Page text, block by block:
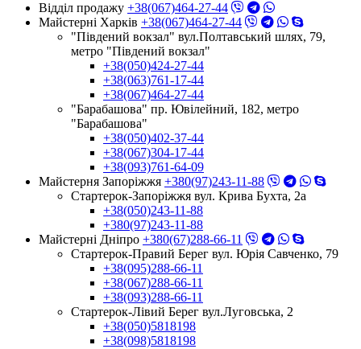
Відділ продажу +38(067)464-27-44
Майстерні Харків +38(067)464-27-44
"Південий вокзал" вул.Полтавський шлях, 79,
метро "Південий вокзал"
+38(050)424-27-44
+38(063)761-17-44
+38(067)464-27-44
"Барабашова" пр. Ювілейний, 182, метро
"Барабашова"
+38(050)402-37-44
+38(067)304-17-44
+38(093)761-64-09
Майстерня Запоріжжя +380(97)243-11-88
Стартерок-Запоріжжя вул. Крива Бухта, 2а
+38(050)243-11-88
+380(97)243-11-88
Майстерні Днiпро +380(67)288-66-11
Стартерок-Правий Берег вул. Юрія Савченко, 79
+38(095)288-66-11
+38(067)288-66-11
+38(093)288-66-11
Стартерок-Лівий Берег вул.Луговська, 2
+38(050)5818198
+38(098)5818198